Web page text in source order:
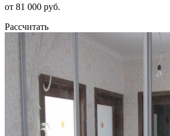
от 81 000 руб.
Рассчитать